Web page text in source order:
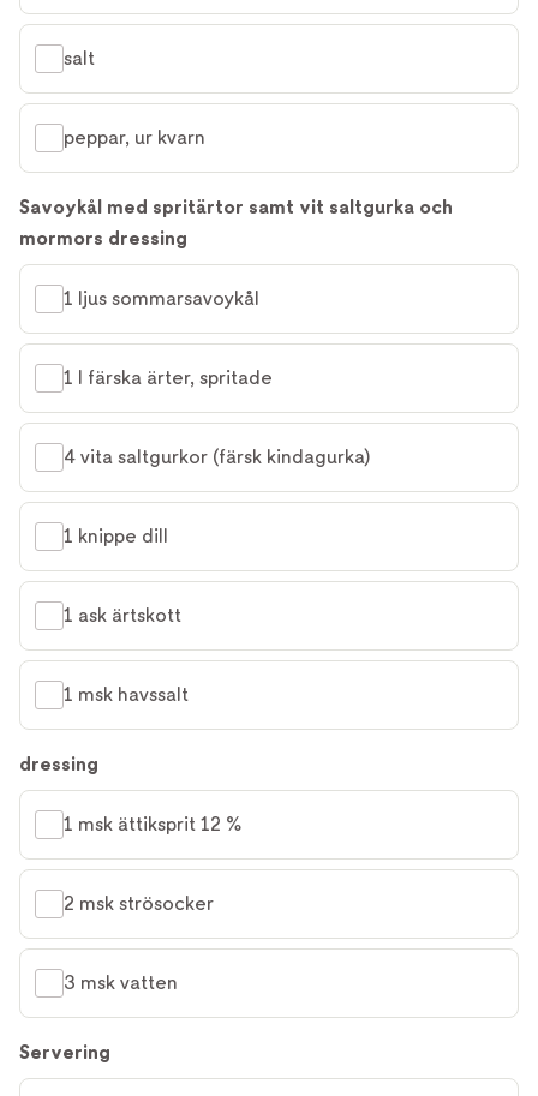
salt
peppar, ur kvarn
Savoykål med spritärtor samt vit saltgurka och
mormors dressing
1 ljus sommarsavoykål
1 l färska ärter, spritade
4 vita saltgurkor (färsk kindagurka)
1 knippe dill
1 ask ärtskott
1 msk havssalt
dressing
1 msk ättiksprit 12 %
2 msk strösocker
3 msk vatten
Servering